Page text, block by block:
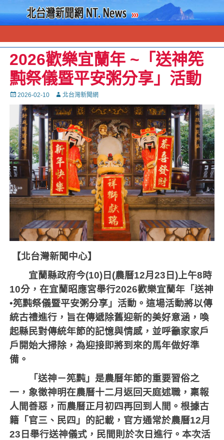
2026歡樂宜蘭年 ~「送神筅
黗祭儀暨平安粥分享」活動
Posted
2026-02-10 Autor北台灣新聞網
【北台灣新聞中心】
宜蘭縣政府今(10) 日 (農曆12月23 日)上午8時
10分，在宜蘭昭應宮舉行2026歡樂宜蘭年「送神
•筅黗祭儀暨平安粥分享」活動。這場活動將以傳
統古禮進行，旨在傳遞除舊迎新的美好意涵，喚
起縣民對傳統年節的記憶與情感，並呼籲家家戶
戶開始大掃除，為迎接即將到來的馬年做好準
備。
「送神－筅黗」是農曆年節的重要習俗之
一，象徵神明在農曆十二月返回天庭述職，稟報
人間善惡，而農曆正月初四再回到人間。根據古
籍「官三、民四」的記載，官方通常於農曆12月
23 日舉行送神儀式，民間則於次日進行。本次活